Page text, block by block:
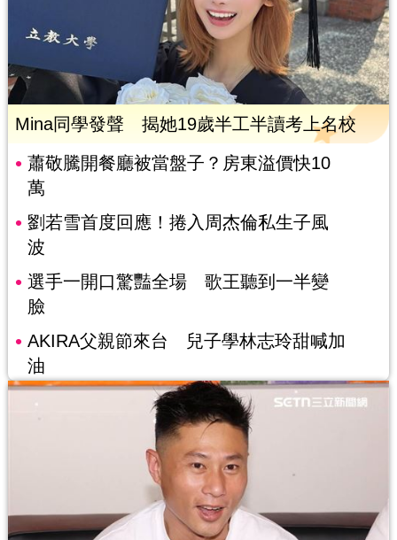
Mina同學發聲 揭她19歲半工半讀考上名校
蕭敬騰開餐廳被當盤子？房東溢價快10
萬
劉若雪首度回應！捲入周杰倫私生子風
波
選手一開口驚豔全場 歌王聽到一半變
臉
AKIRA父親節來台 兒子學林志玲甜喊加
油